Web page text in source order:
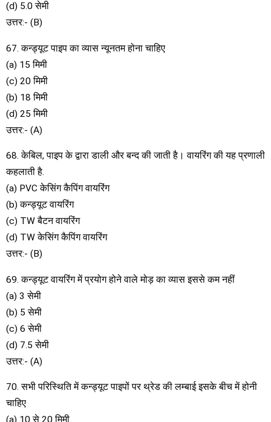
(d) 5.0 सेमी
उत्तर:- (B)
67. कन्ड्यूट पाइप का व्यास न्यूनतम होना चाहिए
(a) 15 मिमी
(c) 20 मिमी
(b) 18 मिमी
(d) 25 मिमी
उत्तर:- (A)
68. केबिल, पाइप के द्वारा डाली और बन्द की जाती है। वायरिंग की यह प्रणाली
कहलाती है.
(a) PVC केसिंग कैपिंग वायरिंग
(b) कन्ड्यूट वायरिंग
(c) TW बैटन वायरिंग
(d) TW केसिंग कैपिंग वायरिंग
उत्तर:- (B)
69. कन्ड्यूट वायरिंग में प्रयोग होने वाले मोड़ का व्यास इससे कम नहीं
(a) 3 सेमी
(b) 5 सेमी
(c) 6 सेमी
(d) 7.5 सेमी
उत्तर:- (A)
70. सभी परिस्थिति में कन्ड्यूट पाइपों पर थ्रेड की लम्बाई इसके बीच में होनी
चाहिए
(a) 10 से 20 मिमी